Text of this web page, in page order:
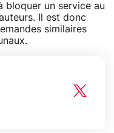
bloquer un service au
Il est donc
similaires